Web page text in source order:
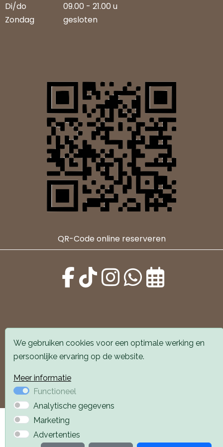
Di/do
09.00 - 21.00 u
Zondag
gesloten
QR-Code online reserveren
Alle locaties zijn goed bereikbaar met auto en
openbaar vervoer. Er is parkeergelegenheid voor de
Privacyverklaring
We gebruiken cookies voor een optimale werking en
persoonlijke ervaring op de website.
Meer informatie
Functioneel
Analytische gegevens
Marketing
Advertenties